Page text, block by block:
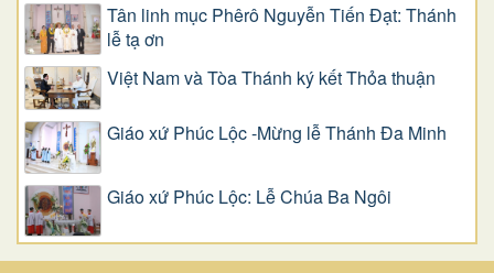
Tân linh mục Phêrô Nguyễn Tiến Đạt: Thánh
lễ tạ ơn
Việt Nam và Tòa Thánh ký kết Thỏa thuận
Giáo xứ Phúc Lộc -Mừng lễ Thánh Đa Minh
Giáo xứ Phúc Lộc: Lễ Chúa Ba Ngôi